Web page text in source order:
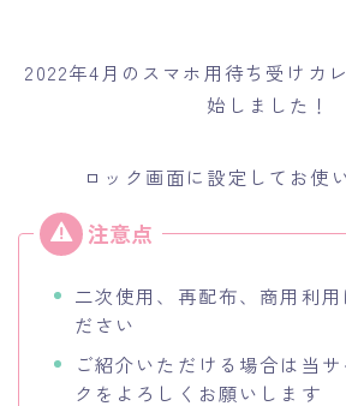
GOODS オリジナルグッズ
2022年4月のスマホ用待ち受けカ
始しました！
ロック画面に設定してお使
二次使用、再配布、商用利用
ださい
ご紹介いただける場合は当
クをよろしくお願いします